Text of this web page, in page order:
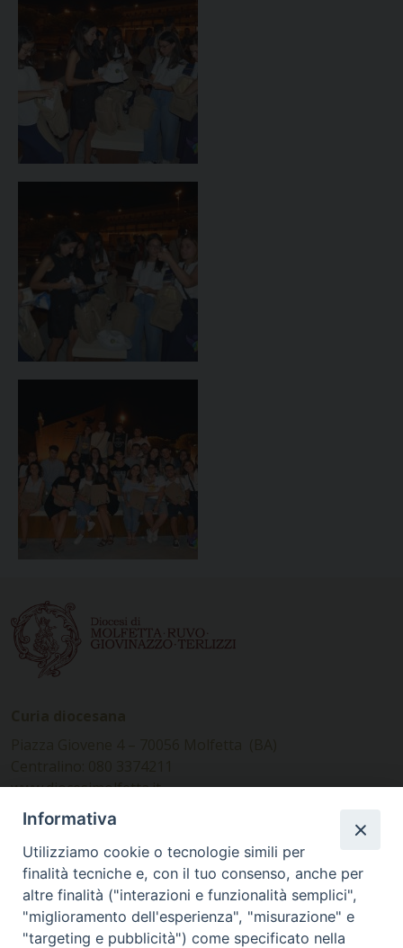
www.diocesimolfetta.it –
diocesimolfetta@pec.chiesacattolica.it
Ufficio Comunicazioni sociali
Piazza Giovene 4 – 70056 Molfetta (BA)
comunicazionisociali@diocesimolfetta.it
Informativa
Utilizziamo cookie o tecnologie simili per
finalità tecniche e, con il tuo consenso, anche per
altre finalità ("interazioni e funzionalità semplici",
"miglioramento dell'esperienza", "misurazione" e
"targeting e pubblicità") come specificato nella